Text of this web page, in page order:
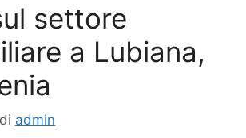
settore
a Lubiana,
di admin